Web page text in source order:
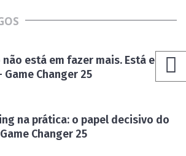
está em fazer mais. Está em
Changer 25
na prática: o papel decisivo do
Changer 25